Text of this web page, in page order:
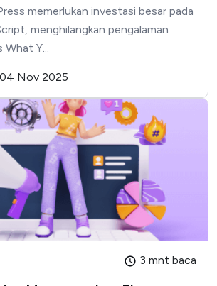
memerlukan investasi besar pada
menghilangkan pengalaman
What Y...
04 Nov 2025
3 mnt baca